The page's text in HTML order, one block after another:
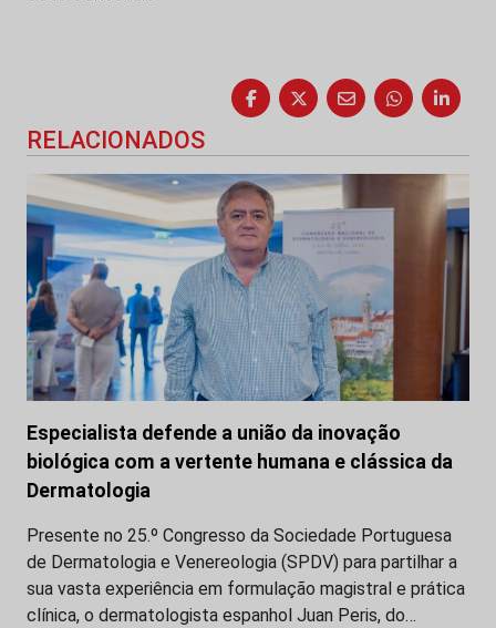
RELACIONADOS
Especialista defende a união da inovação
biológica com a vertente humana e clássica da
Dermatologia
Presente no 25.º Congresso da Sociedade Portuguesa
de Dermatologia e Venereologia (SPDV) para partilhar a
sua vasta experiência em formulação magistral e prática
clínica, o dermatologista espanhol Juan Peris, do…